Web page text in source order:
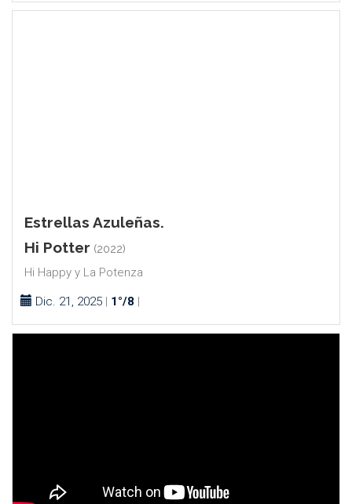
Estrellas Azuleñas.
Hi Potter (2022)
Hi Happy y La Potenza
Dic. 21, 2025 | 1°/8 |